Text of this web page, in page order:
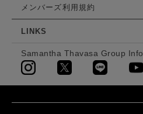
メンバーズ利用規約
LINKS
Samantha Thavasa Group Info.